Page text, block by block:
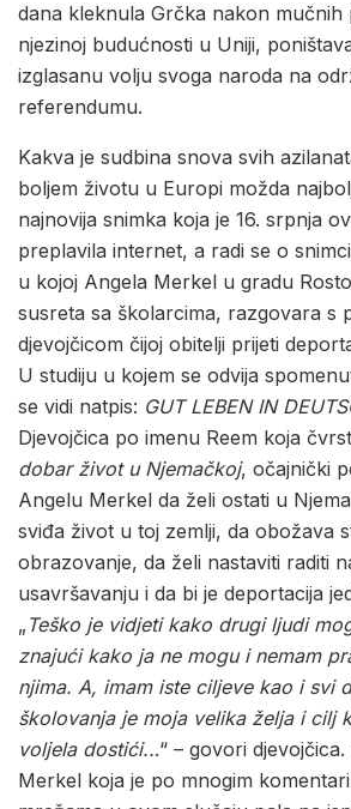
dana kleknula Grčka nakon mučnih
njezinoj budućnosti u Uniji,
izglasanu volju svoga naroda na
referendumu.
Kakva je sudbina snova svih
boljem životu u Europi možda
najnovija snimka koja je 16. srpnja
preplavila internet, a radi se o
u kojoj Angela Merkel u gradu
susreta sa školarcima, razgovara s
djevojčicom čijoj obitelji prijeti
U studiju u kojem se odvija
se vidi natpis: GUT LEBEN IN
Djevojčica po imenu Reem koja
dobar život u Njemačkoj, očajnički
Angelu Merkel da želi ostati u
sviđa život u toj zemlji, da obožava
obrazovanje, da želi nastaviti raditi
usavršavanju i da bi je deportacija
„ Teško je vidjeti kako drugi ljudi
znajući kako ja ne mogu i nemam
njima. A, imam iste ciljeve kao i svi
školovanja je moja velika želja i cilj
voljela dostići...“ – govori
Merkel koja je po mnogim